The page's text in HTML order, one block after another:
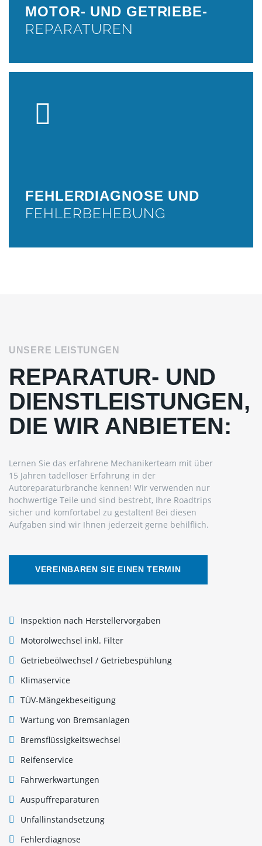
MOTOR- UND GETRIEBE-
REPARATUREN
WEITER
FEHLERDIAGNOSE UND
FEHLERBEHEBUNG
UNSERE LEISTUNGEN
REPARATUR- UND
DIENSTLEISTUNGEN,
DIE WIR ANBIETEN:
Lernen Sie das erfahrene Mechanikerteam mit über
15 Jahren tadelloser Erfahrung in der
Autoreparaturbranche kennen! Wir verwenden nur
hochwertige Teile und sind bestrebt, Ihre Roadtrips
sicher und komfortabel zu gestalten! Bei diesen
Aufgaben sind wir Ihnen jederzeit gerne behilflich.
VEREINBAREN SIE EINEN TERMIN
Inspektion nach Herstellervorgaben
Motorölwechsel inkl. Filter
Getriebeölwechsel / Getriebespühlung
Klimaservice
TÜV-Mängekbeseitigung
Wartung von Bremsanlagen
Bremsflüssigkeitswechsel
Reifenservice
Fahrwerkwartungen
Auspuffreparaturen
Unfallinstandsetzung
Fehlerdiagnose